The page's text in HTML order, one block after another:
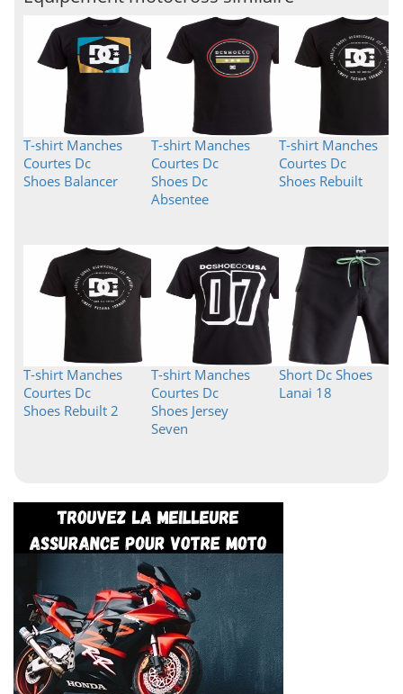
T-shirt Manches
Courtes Dc
Shoes Balancer
T-shirt Manches
Courtes Dc
Shoes Dc
Absentee
T-shirt Manches
Courtes Dc
Shoes Rebuilt
T-shirt Manches
Courtes Dc
Shoes Rebuilt 2
T-shirt Manches
Courtes Dc
Shoes Jersey
Seven
Short Dc Shoes
Lanai 18